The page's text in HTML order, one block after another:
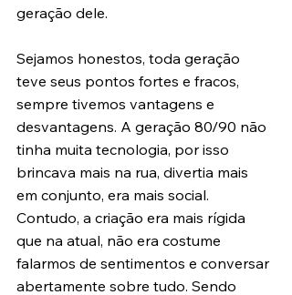
geração dele.
Sejamos honestos, toda geração
teve seus pontos fortes e fracos,
sempre tivemos vantagens e
desvantagens. A geração 80/90 não
tinha muita tecnologia, por isso
brincava mais na rua, divertia mais
em conjunto, era mais social.
Contudo, a criação era mais rígida
que na atual, não era costume
falarmos de sentimentos e conversar
abertamente sobre tudo. Sendo